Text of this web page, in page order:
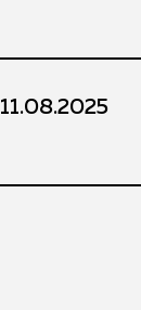
11.08.2025